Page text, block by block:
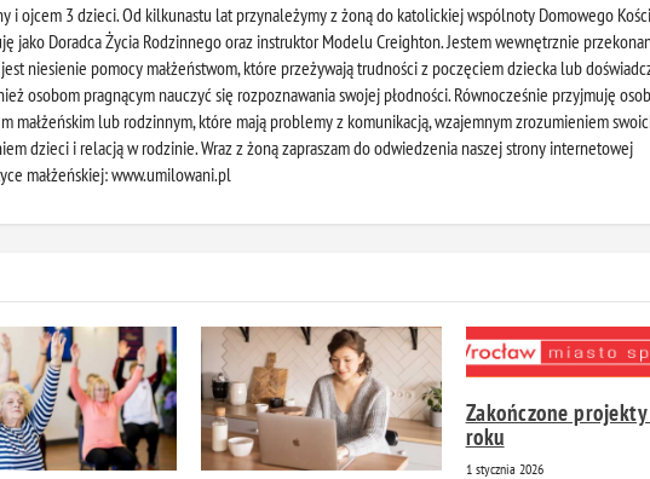
i ojcem 3 dzieci. Od kilkunastu lat przynależymy z żoną do katolickiej wspólnoty Domowego
jako Doradca Życia Rodzinnego oraz instruktor Modelu Creighton. Jestem wewnętrznie
niesienie pomocy małżeństwom, które przeżywają trudności z poczęciem dziecka lub
osobom pragnącym nauczyć się rozpoznawania swojej płodności. Równocześnie przyjmuję
małżeńskim lub rodzinnym, które mają problemy z komunikacją, wzajemnym zrozumieniem
dzieci i relacją w rodzinie. Wraz z żoną zapraszam do odwiedzenia naszej strony internetowej
małżeńskiej: www.umilowani.pl
Zakończone
roku
1 stycznia 2026